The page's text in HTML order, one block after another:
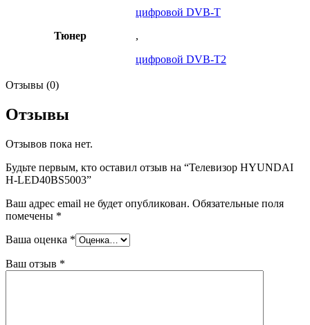
Тюнер
цифровой DVB-T
,
цифровой DVB-T2
Отзывы (0)
Отзывы
Отзывов пока нет.
Будьте первым, кто оставил отзыв на “Телевизор HYUNDAI
H-LED40BS5003”
Ваш адрес email не будет опубликован. Обязательные поля
помечены *
Ваша оценка *
Ваш отзыв *